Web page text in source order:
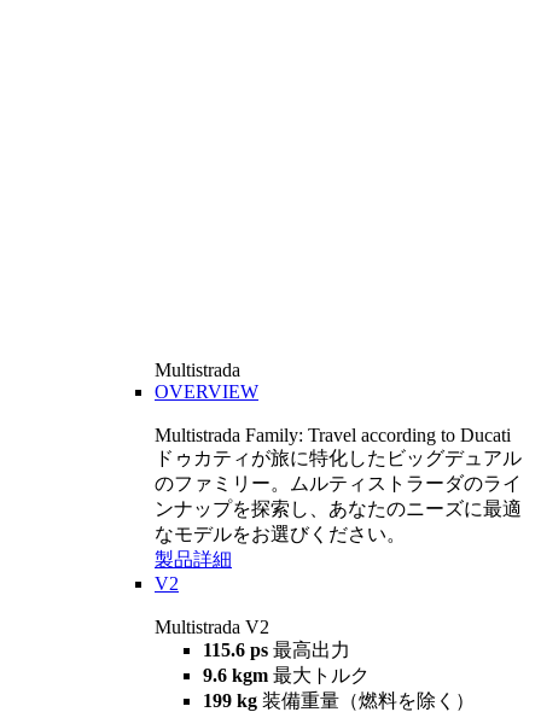
Multistrada
OVERVIEW
Multistrada Family: Travel according to Ducati
ドゥカティが旅に特化したビッグデュアル
のファミリー。ムルティストラーダのライ
ンナップを探索し、あなたのニーズに最適
なモデルをお選びください。
製品詳細
V2
Multistrada V2
115.6 ps 最高出力
9.6 kgm 最大トルク
199 kg 装備重量（燃料を除く）